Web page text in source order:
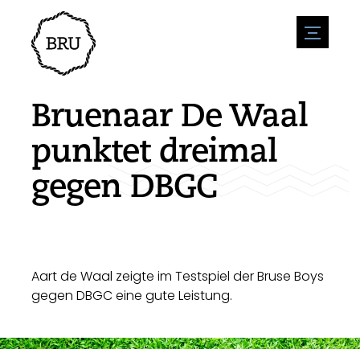
menu
Veranstaltungskalender
Veranstaltung anmelden
Übernachtung
Geschäfte
Natur & wasser
Sport
Sehenswürdigkeiten
Zugänglichkeit
Parken
Wohnumfeld
Um zu unternehmen
Stellenangebote
Nachrichtenübersicht
Bruenaar De Waal
punktet dreimal
gegen DBGC
Aart de Waal zeigte im Testspiel der Bruse Boys
gegen DBGC eine gute Leistung.